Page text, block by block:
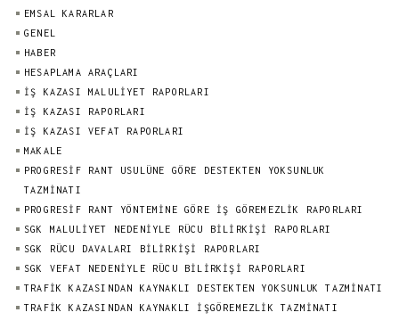
EMSAL KARARLAR
GENEL
HABER
HESAPLAMA ARAÇLARI
İŞ KAZASI MALULİYET RAPORLARI
İŞ KAZASI RAPORLARI
İŞ KAZASI VEFAT RAPORLARI
MAKALE
PROGRESIF RANT USULÜNE GÖRE DESTEKTEN YOKSUNLUK
TAZMINATI
PROGRESIF RANT YÖNTEMINE GÖRE İŞ GÖREMEZLIK RAPORLARI
SGK MALULİYET NEDENİYLE RÜCU BİLİRKİŞİ RAPORLARI
SGK RÜCU DAVALARI BİLİRKİŞİ RAPORLARI
SGK VEFAT NEDENİYLE RÜCU BİLİRKİŞİ RAPORLARI
TRAFİK KAZASINDAN KAYNAKLI DESTEKTEN YOKSUNLUK TAZMİNATI
TRAFİK KAZASINDAN KAYNAKLI İŞGÖREMEZLİK TAZMİNATI